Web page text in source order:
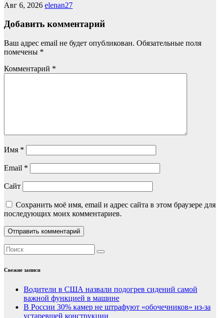
Авг 6, 2026 elenan27
Добавить комментарий
Ваш адрес email не будет опубликован. Обязательные поля
помечены *
Комментарий *
Имя *
Email *
Сайт
Сохранить моё имя, email и адрес сайта в этом браузере для
последующих моих комментариев.
Свежие записи
Водители в США назвали подогрев сидений самой
важной функцией в машине
В России 30% камер не штрафуют «обочечников» из-за
устаревшей конструкции